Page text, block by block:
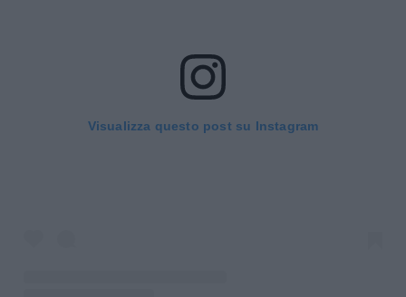
Visualizza questo post su Instagram